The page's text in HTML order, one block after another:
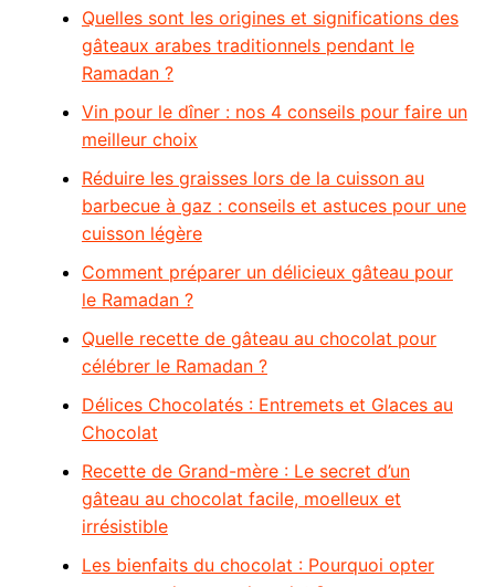
Quelles sont les origines et significations des
gâteaux arabes traditionnels pendant le
Ramadan ?
Vin pour le dîner : nos 4 conseils pour faire un
meilleur choix
Réduire les graisses lors de la cuisson au
barbecue à gaz : conseils et astuces pour une
cuisson légère
Comment préparer un délicieux gâteau pour
le Ramadan ?
Quelle recette de gâteau au chocolat pour
célébrer le Ramadan ?
Délices Chocolatés : Entremets et Glaces au
Chocolat
Recette de Grand-mère : Le secret d’un
gâteau au chocolat facile, moelleux et
irrésistible
Les bienfaits du chocolat : Pourquoi opter